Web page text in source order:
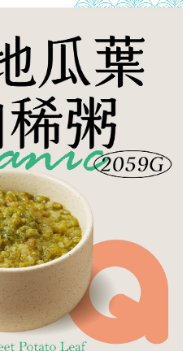
資料，並將交易相關給付款項請求債
下網址：
代理人或監護人之同意方可使用
者引起之損失，本公司不負相關責
據個別帳號之用戶狀況，依本公司即
度不足之情形，本公司將視審查結果
資訊註冊。若發現惡意使用之情形，
戶之使用額度並採取法律行動。